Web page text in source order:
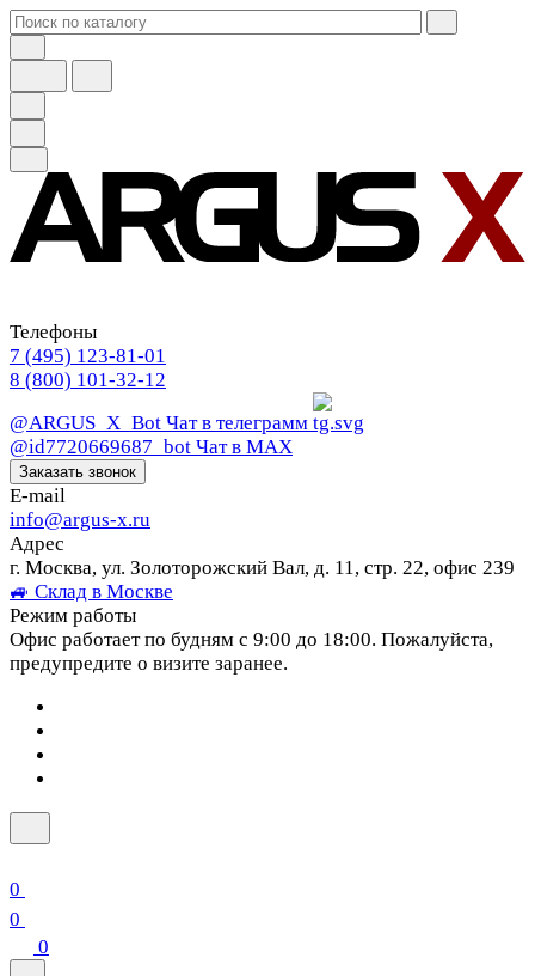
Телефоны
7 (495) 123-81-01
8 (800) 101-32-12
@ARGUS_X_Bot Чат в телеграмм
@id7720669687_bot Чат в МАХ
Заказать звонок
E-mail
info@argus-x.ru
Адрес
г. Москва, ул. Золоторожский Вал, д. 11, стр. 22, офис 239
🚙 Склад в Москве
Режим работы
Офис работает по будням с 9:00 до 18:00. Пожалуйста,
предупредите о визите заранее.
0
0
0